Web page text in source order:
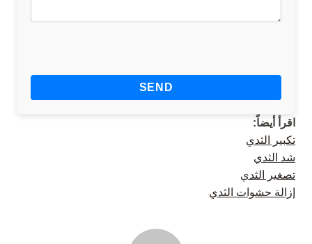
اقرأ أيضاً:
تكبير الثدي
شد الثدي
تصغير الثدي
إزالة حشوات الثدي